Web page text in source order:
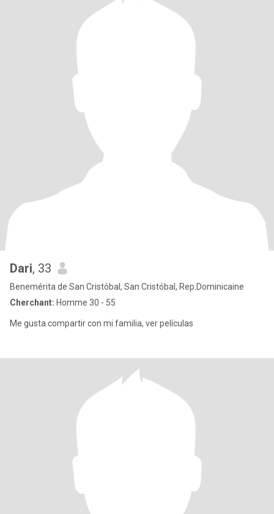
Dari, 33
Benemérita de San Cristóbal, San Cristóbal, Rep.Dominicaine
Cherchant: Homme 30 - 55
Me gusta compartir con mi familia, ver películas